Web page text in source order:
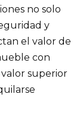
no solo
y
el valor de
con
superior